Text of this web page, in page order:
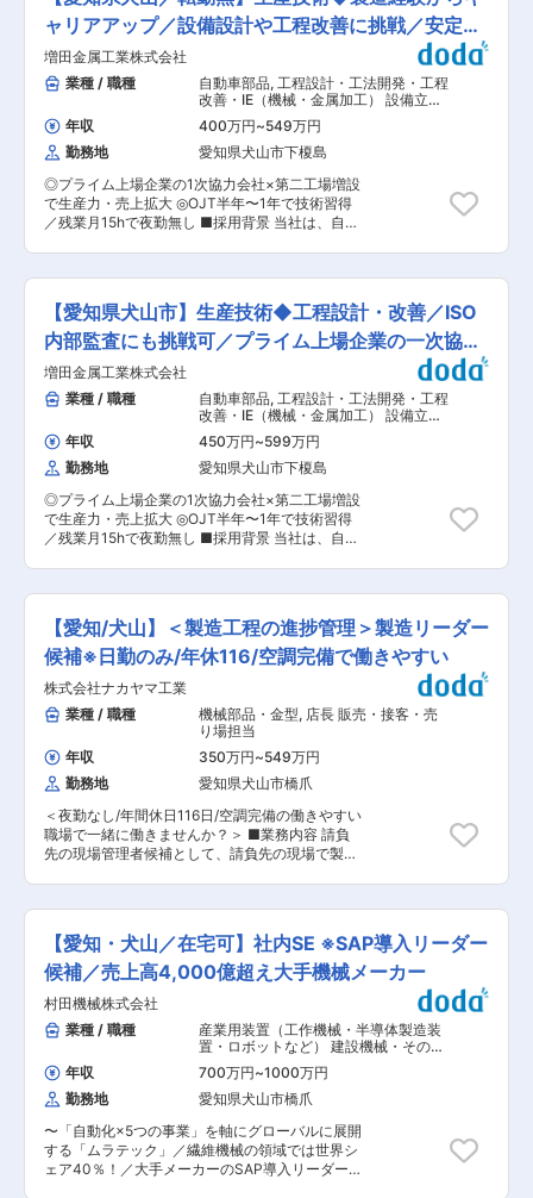
境で、社員のチャレンジを後押しする風土
厚生 ◇研修・資格取得費用全額会社負担 ◇親会
社の教育機関による研修 ◇自己啓発講座の受講費
用サポート ◇社内食堂あり※社食は1食240円 ■
親会社「大同メタル工業株式会社」の強み ◎マー
ケットシェア率 日本、北米、欧州、アジア、中国
の５つの地域において、生産・販売体制を構築し
ており、自動車エンジン向け軸受では世界シェア
約33.3%、大型船舶のエンジン向け軸受では同約
73.0%といずれも世界トップクラスのシェアを有
しています（シェアは2023年暦年ベース/当社推
定）。特定のマーケットに存在しない事業展開を
行っております。 ■採用背景 当社は大同メタル
立。船舶や建設機械のディーゼルエンジンに用い
られるすべり軸受の製造に特化した大同メタルグ
新設、さらに2026年に前原工場に新しく工場を
新設。そちらに伴う増員募集です。 変更の範囲：
会社の定める業務
計・CAD実務経験からのキャリアチェンジを大歓
迎！ これまでの設計の基礎スキルを活かしつつ、
既存データを流用した設計や先輩のサポートから
スタートし、段階的に「生産設備のプロ」へとス
テップアップしていける環境です。 【具体的な業
務内容】 あなたの現在のスキルや経験に合わせ
て、できる仕事から無理なくお任せします。 先輩
技術者がスキルアップをサポート！業務内容を
徐々にレベルアップ ●既存の図面をベースにし
た仕様変更・流用設計 ●3D-CADを使用した構
造設計、各種データ入力・モデリング ●仕様
書・構想図を基にした組立図や部品図の作成（バ
ラシ作業） ●ゆくゆくは、顧客との打ち合わせ
い慣れたCADでスタート可能です） 【このポジ
ションの魅力・キャリアチェンジに最適な理由】
●一歩進んだ「一品物」の設計へ 製品設
計や部品設計とは異なり、毎回異なる動きをする
「一品物の設備」を手掛けるため、エンジニアと
しての引き出しが圧倒的に増えていきます。 ●
技術者出身の経営陣だからこその安心感 社長
をはじめ取締役も各事業所の責任者も全員が設計
エンジニア出身の会社です。 経験が浅い方
や、分野が異なる方がどこで躓きやすいかを理解
しているため、使用経験のないCADの指導やステ
ップアップへのフォロー体制は万全です。 【安心
して長く働ける環境】 ●転勤なし・地域密着
めるため、転勤はありません。 地元でじっく
り腰を据えて技術を磨けます。 ●残業は月平均
時以降の業務は原則ありません。 無理のない
環境で、じっくりとスキルアップに集中できま
す。 変更の範囲：会社の定める業務
ャリアアップ／設備設計や工程改善に挑戦／安定基
盤で成長
増田金属工業株式会社
業種 / 職種
自動車部品, 工程設計・工法開発・工程
改善・IE（機械・金属加工） 設備立ち
上げ・設計（機械設計）
年収 400万円~549万円
勤務地
愛知県犬山市下榎島
◎プライム上場企業の1次協力会社×第二工場増設
で生産力・売上拡大 ◎OJT半年〜1年で技術習得
／残業月15hで夜勤無し ■採用背景 当社は、自動
り関連の製品が主力となるため、EV化の影響を受
けにくく売上も安定しております。 今後もさらに
数多くのお客様のご要望に応える為、会社の主力
として活躍いただける方を募集しております。 ■
お任せしたいミッション （1）プレス加工作業を
従事かつ熟知し、切削品をプレス品化するなどの
技術革新の進行 （2）工場全体の生産性向上 ＊現
在、手作業で行っている部分を、自動機械の導入
等に限らず、工場全体の生産を無理・無駄なく行
えるような仕組みづくりができる方を歓迎しま
す。 ■業務詳細 （1）設備設計 （2）工程設計
（レイアウト設計） （3）工程管理・工程改善
（4）設備保全 ※当社のメインとなるプレス機
の実点検は外部委託しております。 ＊人数規模が
小さい会社のため、上記以外の業務にも柔軟に取
り組んでいただきます。 ※現製品については製造
くことを期待します。 ■組織・教育体制 製造部
は20代〜60代までの正社員5名と派遣社員2名と
嘱託検査者1名の8名となります。 ■入社後の流れ
入社後半年〜1年は製造主任に付き、業務を覚え
ていただきます。 その後は上記ミッションの達成
に向け、積極的に案出しや実行の旗振り役を務め
い業務にチャレンジ 生産技術のお仕事以外にも、
幅広いお仕事をお任せ致します。 この規模感の企
業だからこそ、声の通りやすい環境、できるお仕
事などもあり、裁量も大きくやりがいを感じるこ
とができます。 また、幅広い業務を通してモノづ
くりに関する一連の技術を身に着けることも可能
社は世界を走る自動車の20％のショックアブソー
バを手がける東証プライム上場・カヤバ株式会社
丁寧で高品質な仕上がりで部品提供させて頂くこ
とで今日まで支持を頂けております。 変更の範
囲：会社の定める業務
【愛知県犬山市】生産技術◆工程設計・改善／ISO
内部監査にも挑戦可／プライム上場企業の一次協力
会社
増田金属工業株式会社
業種 / 職種
自動車部品, 工程設計・工法開発・工程
改善・IE（機械・金属加工） 設備立ち
上げ・設計（機械設計）
年収 450万円~599万円
勤務地
愛知県犬山市下榎島
◎プライム上場企業の1次協力会社×第二工場増設
で生産力・売上拡大 ◎OJT半年〜1年で技術習得
／残業月15hで夜勤無し ■採用背景 当社は、自動
り関連の製品が主力となるため、EV化の影響を受
けにくく売上も安定しております。 今後もさらに
数多くのお客様のご要望に応える為、会社の主力
として活躍いただける方を募集しております。 ■
お任せしたいミッション （1）プレス加工作業を
従事かつ熟知し、切削品をプレス品化するなどの
技術革新の進行 （2）工場全体の生産性向上 ＊現
在、手作業で行っている部分を、自動機械の導入
等に限らず、工場全体の生産を無理・無駄なく行
えるような仕組みづくりができる方を歓迎しま
す。 ■業務詳細 （1）設備設計 （2）工程設計
（レイアウト設計） （3）工程管理・工程改善
（4）設備保全 ※当社のメインとなるプレス機
の実点検は外部委託しております。 ＊人数規模が
小さい会社のため、上記以外の業務にも柔軟に取
り組んでいただけます。 ※現製品については製造
くことを期待します。 ■組織・教育体制 製造部
は20代〜60代までの正社員5名と派遣社員2名と
嘱託検査者1名の8名となります。 ■入社後の流れ
入社後半年〜1年は製造主任に付き、業務を覚え
ていただきます。 その後は上記ミッションの達成
に向け、積極的に案出しや実行の旗振り役を務め
い業務にチャレンジ 生産技術のお仕事以外に、幅
広いお仕事をお任せします。 この規模感の企業だ
からこそ、声の通りやすい環境、できるお仕事も
あり、裁量も大きくやりがいを感じることができ
ます。 また、幅広い業務を通してモノづくりに関
する一連の技術を身に着けることも可能です。
【愛知/犬山】＜製造工程の進捗管理＞製造リーダー
候補※日勤のみ/年休116/空調完備で働きやすい
株式会社ナカヤマ工業
業種 / 職種
機械部品・金型, 店長 販売・接客・売
り場担当
年収
350万円~549万円
勤務地
愛知県犬山市橋爪
＜夜勤なし/年間休日116日/空調完備の働きやすい
職場で一緒に働きませんか？＞ ■業務内容 請負
先の現場管理者候補として、請負先の現場で製造
ための、スタッフのモチベーション管理や業務改
善案の模索、他のメンバーと協力して、ＱＣＤの
向上を目指すことが主なミッションになります。
■具体的な仕事内容 ・毎朝各工程のリーダーと事
業所長とともにミーティングを行い、その日の担
当製品や製造量、人員配置などの打ち合わせを行
います。 ・その後、メンバーへの作業指示を行い
ます。 ・作業中は予定通りに作業が進められてい
るかどうかを確認しつつ、トラブルがあった際に
は周りと相談しながら対応をいただきます。 ・前
工程と後工程のリーダーとも随時やり取りを行
い、製品がいつ次の工程に出せるのかなどの連絡
を共有します。 ・作業が著しく遅れている場合
は、リーダーも現場作業に入っていただくことも
ありますが、基本的には進捗管理がメインの業務
【愛知・犬山／在宅可】社内SE ※SAP導入リーダー
候補／売上高4,000億超え大手機械メーカー
村田機械株式会社
業種 / 職種
産業用装置（工作機械・半導体製造装
置・ロボットなど） 建設機械・その他
輸送機器
プロジェクトマネジャー
（Web・オープン系・パッケージ開
発） システム開発・運用（アプリ担
年収 700万円~1000万円
勤務地
愛知県犬山市橋爪
〜「自動化×5つの事業」を軸にグローバルに展開
する「ムラテック」／繊維機械の領域では世界シ
ェア40％！／大手メーカーのSAP導入リーダー候